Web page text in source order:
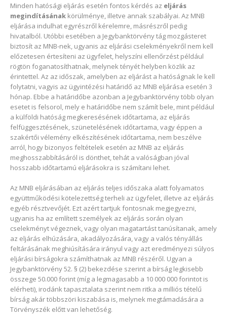
Minden hatósági eljárás esetén fontos kérdés az eljárás
megindításának körülménye, illetve annak szabályai. Az MNB
eljárása indulhat egyrészről kérelemre, másrészről pedig
hivatalból. Utóbbi esetében a Jegybanktörvény tág mozgásteret
biztosít az MNB-nek, ugyanis az eljárási cselekményekről nem kell
előzetesen értesíteni az ügyfelet, helyszíni ellenőrzést például
rögtön foganatosíthatnak, melynek tényét helyben közlik az
érintettel. Az az időszak, amelyben az eljárást a hatóságnak le kell
folytatni, vagyis az ügyintézési határidő az MNB eljárása esetén 3
hónap. Ebbe a határidőbe azonban a Jegybanktörvény több olyan
esetet is felsorol, mely e határidőbe nem számít bele, mint például
a külföldi hatóság megkeresésének időtartama, az eljárás
felfüggesztésének, szünetelésének időtartama, vagy éppen a
szakértői vélemény elkészítésének időtartama, nem beszélve
arról, hogy bizonyos feltételek esetén az MNB az eljárás
meghosszabbításáról is dönthet, tehát a valóságban jóval
hosszabb időtartamú eljárásokra is számítani lehet.
Az MNB eljárásában az eljárás teljes időszaka alatt folyamatos
együttműködési kötelezettség terheli az ügyfelet, illetve az eljárás
egyéb résztvevőjét. Ezt azért tartjuk fontosnak megjegyezni,
ugyanis ha az említett személyek az eljárás során olyan
cselekményt végeznek, vagy olyan magatartást tanúsítanak, amely
az eljárás elhúzására, akadályozására, vagy a valós tényállás
feltárásának meghiúsítására irányul vagy azt eredményezi súlyos
eljárási bírságokra számíthatnak az MNB részéről. Ugyan a
Jegybanktörvény 52. § (2) bekezdése szerint a bírság legkisebb
összege 50.000 forint (míg a legmagasabb a 10 000 000 forintot is
elérheti), irodánk tapasztalata szerint nem ritka a milliós tételű
bírság akár többszöri kiszabása is, melynek megtámadására a
Törvényszék előtt van lehetőség.